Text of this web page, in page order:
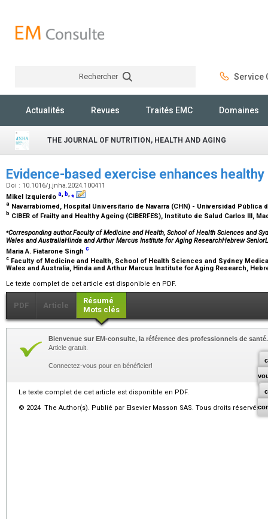
Rechercher Service
Actualités Revues Traités EMC Domaines
THE JOURNAL OF NUTRITION, HEALTH AND AGING
Evidence-based exercise enhances
Doi : 10.1016/j.jnha.2024.100411
Mikel Izquierdo a, b,⁎
a Navarrabiomed, Hospital Universitario de Navarra (CHN) - Universidad Pública
b CIBER of Frailty and Healthy Ageing (CIBERFES), Instituto de Salud Carlos III,
⁎Corresponding author.Faculty of Medicine and Health, School of Health Sciences and
Wales and AustraliaHinda and Arthur Marcus Institute for Aging ResearchHebrew
Maria A. Fiatarone Singh c
c Faculty of Medicine and Health, School of Health Sciences and Sydney
Wales and Australia, Hinda and Arthur Marcus Institute for Aging Research,
Le texte complet de cet article est disponible en PDF.
PDF Article
Résumé
Mots clés
Bienvenue sur EM-consulte, la référence des professionnels de santé.
Article gratuit.
Connectez-vous pour en bénéficier!
Le texte complet de cet article est disponible en PDF.
© 2024 The Author(s). Publié par Elsevier Masson SAS. Tous droits réservés.